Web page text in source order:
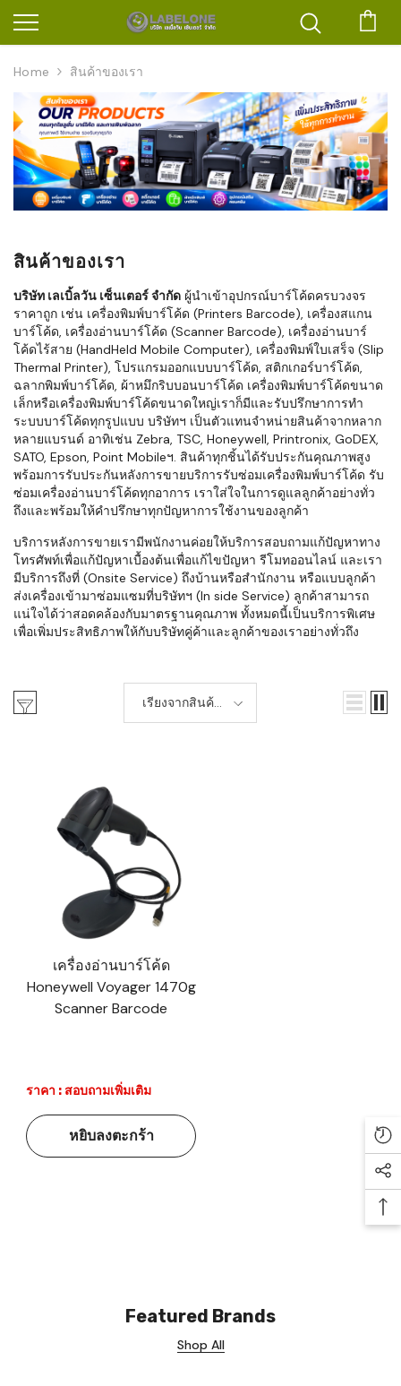
Home สินค้าของเรา
สินค้าของเรา
บริษัท เลเบิ้ลวัน เซ็นเตอร์ จำกัด ผู้นำเข้าอุปกรณ์บาร์โค้ดครบวงจร
ราคาถูก เช่น เครื่องพิมพ์บาร์โค้ด (Printers Barcode), เครื่องสแกน
บาร์โค้ด, เครื่องอ่านบาร์โค้ด (Scanner Barcode), เครื่องอ่านบาร์
โค้ดไร้สาย (HandHeld Mobile Computer), เครื่องพิมพ์ใบเสร็จ (Slip
Thermal Printer), โปรแกรมออกแบบบาร์โค้ด, สติกเกอร์บาร์โค้ด,
ฉลากพิมพ์บาร์โค้ด, ผ้าหมึกริบบอนบาร์โค้ด เครื่องพิมพ์บาร์โค้ดขนาด
เล็กหรือเครื่องพิมพ์บาร์โค้ดขนาดใหญ่เราก็มีและรับปรึกษาการทำ
ระบบบาร์โค้ดทุกรูปแบบ บริษัทฯ เป็นตัวแทนจำหน่ายสินค้าจากหลาก
หลายแบรนด์ อาทิเช่น Zebra, TSC, Honeywell, Printronix, GoDEX,
SATO, Epson, Point Mobileฯ. สินค้าทุกชิ้นได้รับประกันคุณภาพสูง
พร้อมการรับประกันหลังการขายบริการรับซ่อมเครื่องพิมพ์บาร์โค้ด รับ
ซ่อมเครื่องอ่านบาร์โค้ดทุกอาการ เราใส่ใจในการดูแลลูกค้าอย่างทั่ว
ถึงและพร้อมให้คำปรึกษาทุกปัญหาการใช้งานของลูกค้า
บริการหลังการขายเรามีพนักงานค่อยให้บริการสอบถามแก้ปัญหาทาง
โทรศัพท์เพื่อแก้ปัญหาเบื้องต้นเพื่อแก้ไขปัญหา รีโมทออนไลน์ และเรา
มีบริการถึงที่ (Onsite Service) ถึงบ้านหรือสำนักงาน หรือแบบลูกค้า
ส่งเครื่องเข้ามาซ่อมแซมที่บริษัทฯ (In side Service) ลูกค้าสามารถ
แน่ใจได้ว่าสอดคล้องกับมาตรฐานคุณภาพ ทั้งหมดนี้เป็นบริการพิเศษ
เพื่อเพิ่มประสิทธิภาพให้กับบริษัทคู่ค้าและลูกค้าของเราอย่างทั่วถึง
เรียงจากสินค้า
ใหม่-เก่า
เครื่องอ่านบาร์โค้ด
Honeywell Voyager 1470g
Scanner Barcode
ราคา : สอบถามเพิ่มเติม
หยิบลงตะกร้า
Featured Brands
Shop All